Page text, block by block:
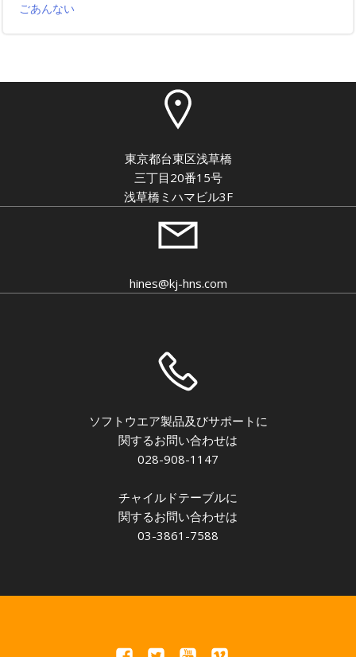
ごあんない
東京都台東区浅草橋
三丁目20番15号
浅草橋ミハマビル3F
hines@kj-hns.com
ソフトウエア製品及びサポートに
関するお問い合わせは
028-908-1147
チャイルドテーブルに
関するお問い合わせは
03-3861-7588